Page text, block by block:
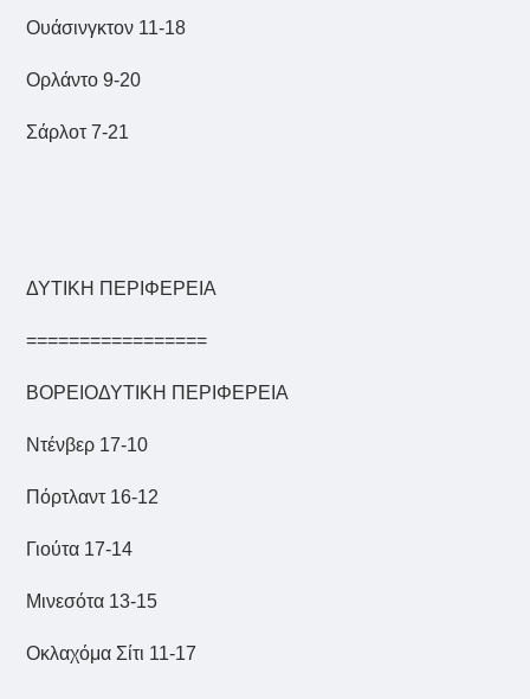
Ουάσινγκτον 11-18
Ορλάντο 9-20
Σάρλοτ 7-21
ΔΥΤΙΚΗ ΠΕΡΙΦΕΡΕΙΑ
=================
ΒΟΡΕΙΟΔΥΤΙΚΗ ΠΕΡΙΦΕΡΕΙΑ
Ντένβερ 17-10
Πόρτλαντ 16-12
Γιούτα 17-14
Μινεσότα 13-15
Οκλαχόμα Σίτι 11-17